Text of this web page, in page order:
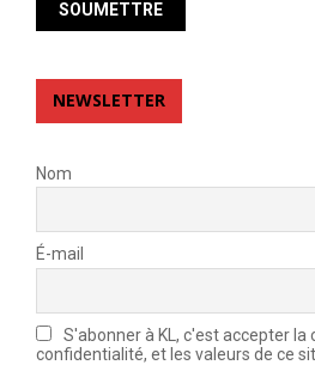
NEWSLETTER
Nom
É-mail
S'abonner à KL, c'est accepter la
confidentialité, et les valeurs de ce